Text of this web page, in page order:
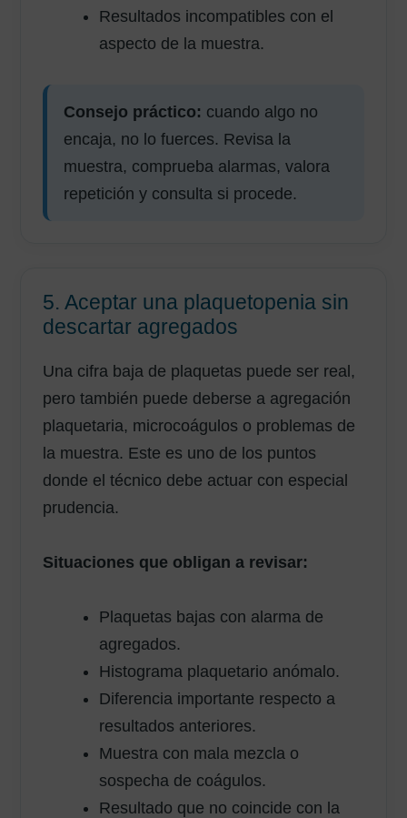
Resultados incompatibles con el
aspecto de la muestra.
Consejo práctico: cuando algo no
encaja, no lo fuerces. Revisa la
muestra, comprueba alarmas, valora
repetición y consulta si procede.
5. Aceptar una plaquetopenia sin
descartar agregados
Una cifra baja de plaquetas puede ser real,
pero también puede deberse a agregación
plaquetaria, microcoágulos o problemas de
la muestra. Este es uno de los puntos
donde el técnico debe actuar con especial
prudencia.
Situaciones que obligan a revisar:
Plaquetas bajas con alarma de
agregados.
Histograma plaquetario anómalo.
Diferencia importante respecto a
resultados anteriores.
Muestra con mala mezcla o
sospecha de coágulos.
Resultado que no coincide con la